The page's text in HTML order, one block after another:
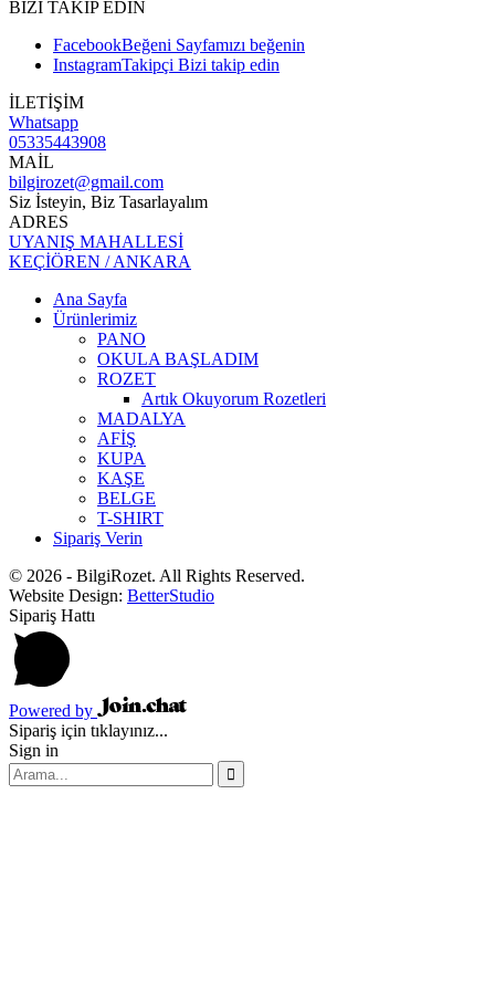
BİZİ TAKİP EDİN
FacebookBeğeni Sayfamızı beğenin
InstagramTakipçi Bizi takip edin
İLETİŞİM
Whatsapp
05335443908
MAİL
bilgirozet@gmail.com
Siz İsteyin, Biz Tasarlayalım
ADRES
UYANIŞ MAHALLESİ
KEÇİÖREN / ANKARA
Ana Sayfa
Ürünlerimiz
PANO
OKULA BAŞLADIM
ROZET
Artık Okuyorum Rozetleri
MADALYA
AFİŞ
KUPA
KAŞE
BELGE
T-SHIRT
Sipariş Verin
© 2026 - BilgiRozet. All Rights Reserved.
Website Design: BetterStudio
Sipariş Hattı
Powered by
Sipariş için tıklayınız...
Sign in